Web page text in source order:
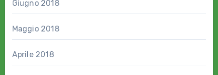
Giugno 2018
Maggio 2018
Aprile 2018